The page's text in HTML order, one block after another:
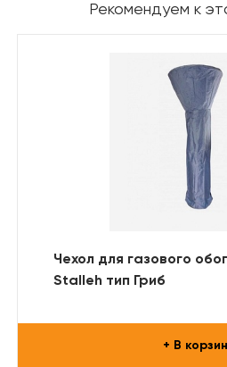
Рекомендуем к
Чехол для газового
Stalleh тип Гриб
+ В